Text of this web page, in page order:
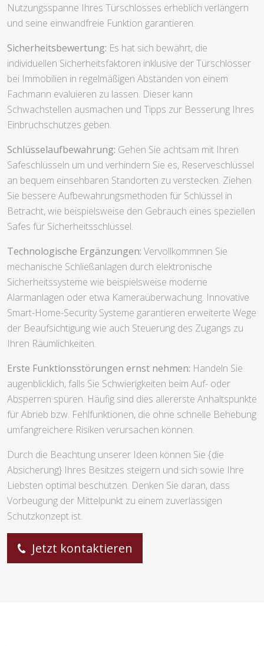
Nutzungsspanne Ihres Türschlosses erheblich verlängern
und seine einwandfreie Funktion garantieren.
Sicherheitsbewertung: Es hat sich bewährt, die
individuellen Sicherheitsfaktoren inklusive der Türschlösser
bei Immobilien in regelmäßigen Abständen von einem
Fachmann evaluieren zu lassen. Dieser kann
Schwachstellen ausmachen und Tipps zur Besserung Ihres
Einbruchschutzes geben.
Schlüsselaufbewahrung: Gehen Sie achtsam mit Ihren
Safeschlüsseln um und verhindern Sie es, Reserveschlüssel
an bequem einsehbaren Standorten zu verstecken. Ziehen
Sie bessere Aufbewahrungsmethoden für Schlüssel in
Betracht, wie beispielsweise den Gebrauch eines speziellen
Safes für Sicherheitsschlüssel.
Technologische Ergänzungen: Vervollkommnen Sie
mechanische Schließanlagen durch elektronische
Sicherheitssysteme wie beispielsweise moderne
Alarmanlagen oder etwa Kameraüberwachung. Innovative
Smart-Home-Security Systeme garantieren erweiterte Wege
der Beaufsichtigung wie auch Steuerung des Zugangs zu
Ihren Räumlichkeiten.
Erste Funktionsstörungen ernst nehmen: Handeln Sie
augenblicklich, falls Sie Schwierigkeiten beim Auf- oder
Absperren spüren. Häufig sind dies allererste Anhaltspunkte
für Abrieb bzw. Fehlfunktionen, die ohne schnelle Behebung
umfangreichere Risiken verursachen können.
Durch die Beachtung unserer Ideen können Sie {die
Absicherung} Ihres Besitzes steigern und sich sowie Ihre
Liebsten optimal beschützen. Denken Sie daran, dass
Vorbeugung der Mittelpunkt zu einem zuverlässigen
Schutzkonzept ist.
Jetzt kontaktieren